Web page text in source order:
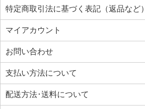
特定商取引法に基づく表記（返品など）
マイアカウント
お問い合わせ
支払い方法について
配送方法･送料について